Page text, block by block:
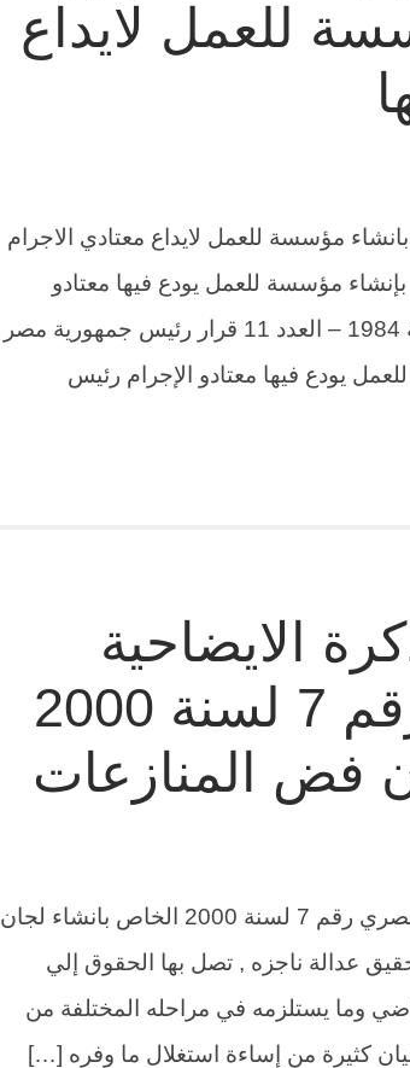
للعمل لايداع
مؤسسة للعمل لايداع معتادي الاجرام
فيها . قرار رئيس الجمهورية 82 لسنة 1984 بإنشاء مؤسسة للعمل يودع فيها معتادو
الإجرام الجريدة الرسمية في 15 مارس سنة 1984 – العدد 11 قرار رئيس جمهورية مصر
بإنشاء مؤسسة للعمل يودع فيها معتادو الإجرام رئيس
الايضاحية
للقانون المصري رقم 7 لسنة 2000
فض المنازعات
نصوص ومواد المذكرة الايضاحية للقانون المصري رقم 7 لسنة 2000 الخاص بانشاء لجان
عدالة ناجزه , تصل بها الحقوق إلي
وما يستلزمه في مراحله المختلفة من
كثيرة من إساءة استغلال ما وفره […]